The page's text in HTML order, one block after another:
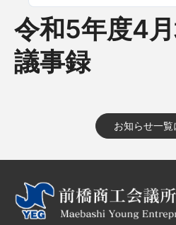
令和5年度4
議事録
お知らせ一覧